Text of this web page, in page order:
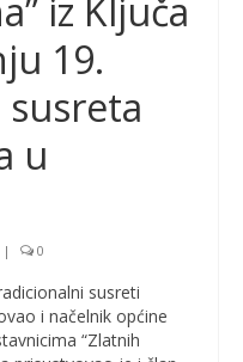
iz Ključa
19.
u
| 0
susreti
i načelnik općine
“Zlatnih